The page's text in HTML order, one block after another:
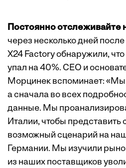
Постоянно отслеживайте
через несколько дней
X24 Factory обнаружили,
упал на 40%. CEO и
Морцинек вспоминает: «Мы
а сначала во всех
данные. Мы
Италии, чтобы представить
возможный сценарий на
Германии. Мы изучили
из наших поставщиков